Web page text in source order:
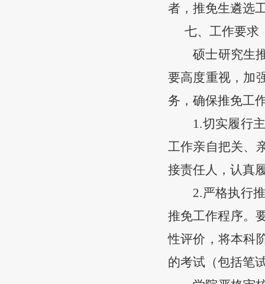
者，推免生遴选
七、 工作要求
硕士研究生
要高度重视，加
务，确保推免工
1.切实履行
工作亲自把关、
接责任人，认真
2.严格执行
推免工作程序。
性评价，将本科
的考试（包括笔